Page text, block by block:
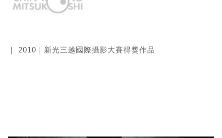
｜ 2010｜新光三越國際攝影大賽得獎作品